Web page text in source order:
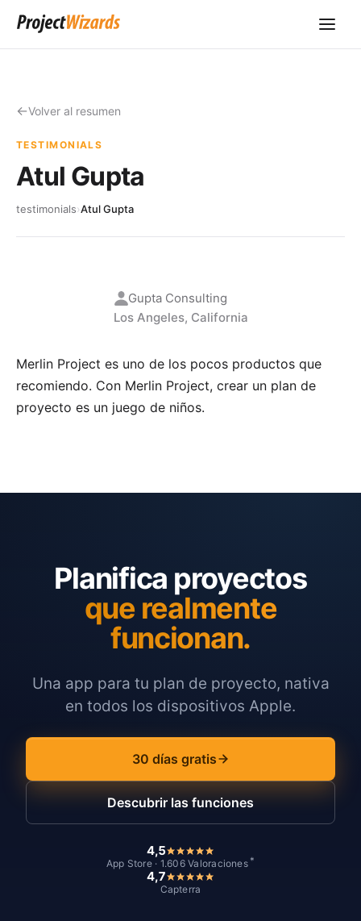
Volver al resumen
TESTIMONIALS
Atul Gupta
testimonials›Atul Gupta
Gupta Consulting
Los Angeles, California
Merlin Project es uno de los pocos productos que
recomiendo. Con Merlin Project, crear un plan de
proyecto es un juego de niños.
Planifica proyectos
que realmente
funcionan.
Una app para tu plan de proyecto, nativa
en todos los dispositivos Apple.
30 días gratis
Descubrir las funciones
4,5
App Store · 1.606 Valoraciones *
4,7
Capterra